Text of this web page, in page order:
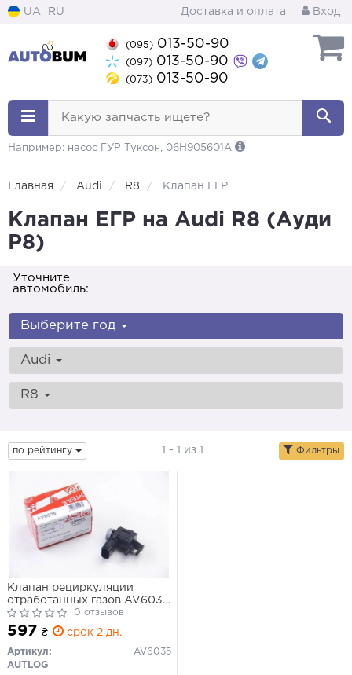
UA RU Доставка и оплата Вход
(095) 013-50-90
(097) 013-50-90
(073) 013-50-90
Какую запчасть ищете?
Например: насос ГУР Туксон, 06H905601A
Главная Audi R8 Клапан ЕГР
Клапан ЕГР на Audi R8 (Ауди
Р8)
Уточните
автомобиль:
Выберите год
Audi
R8
по рейтингу 1 - 1 из 1 Фильтры
Клапан рециркуляции
отработанных газов AV6035
AUTLOG AUDI-Skoda. VW
0 отзывов
597 ₴ срок 2 дн.
Артикул:
AV6035
AUTLOG